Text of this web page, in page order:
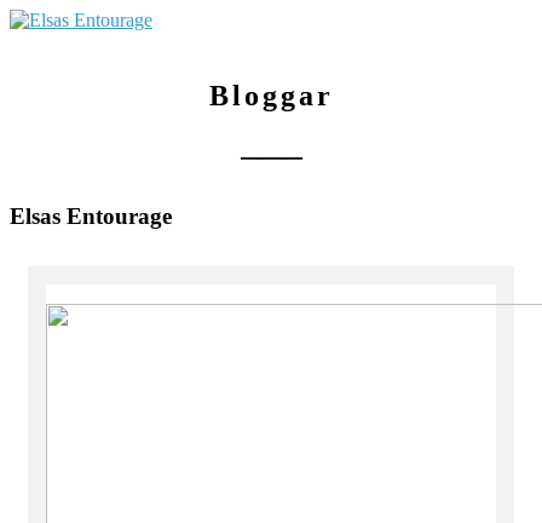
Bloggar
───
Elsas Entourage